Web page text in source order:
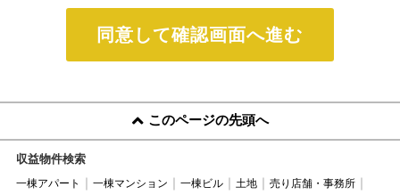
同意して確認画面へ進む
このページの先頭へ
収益物件検索
一棟アパート 一棟マンション 一棟ビル 土地
売り店舗・事務所